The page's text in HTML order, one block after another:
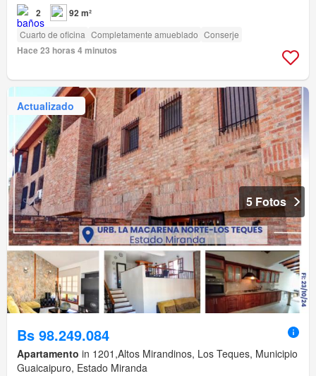
2 92 m²
Cuarto de oficina Completamente amueblado Conserje
Hace 23 horas 4 minutos
Actualizado
5 Fotos
Bs 98.249.084
Apartamento in 1201,Altos Mirandinos, Los Teques, Municipio
Guaicaipuro, Estado Miranda